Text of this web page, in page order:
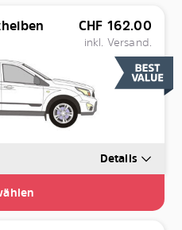
CHF 162.00
inkl. Versand.
Details